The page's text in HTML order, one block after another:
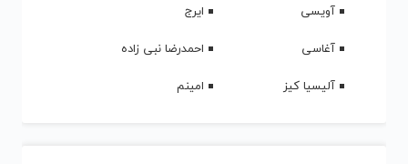
آویسی
ایرج
آغاسی
احمدرضا نبی زاده
آلیسیا کیز
امینم